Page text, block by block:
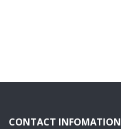
CONTACT INFOMATION